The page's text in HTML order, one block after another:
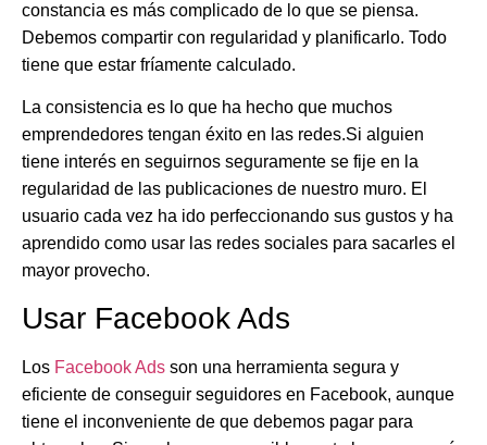
constancia es más complicado de lo que se piensa.
Debemos compartir con regularidad y planificarlo. Todo
tiene que estar fríamente calculado.
La consistencia es lo que ha hecho que muchos
emprendedores tengan éxito en las redes.Si alguien
tiene interés en seguirnos seguramente se fije en la
regularidad de las publicaciones de nuestro muro. El
usuario cada vez ha ido perfeccionando sus gustos y ha
aprendido como usar las redes sociales para sacarles el
mayor provecho.
Usar Facebook Ads
Los Facebook Ads son una herramienta segura y
eficiente de conseguir seguidores en Facebook, aunque
tiene el inconveniente de que debemos pagar para